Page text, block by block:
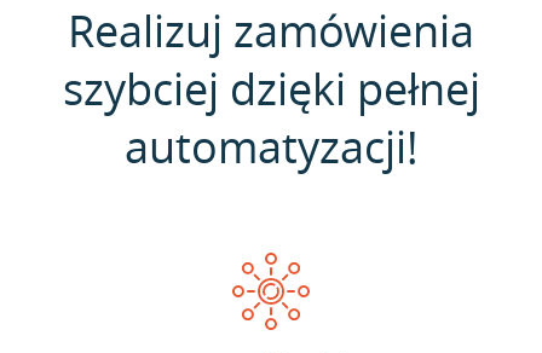
Realizuj zamówienia
szybciej dzięki pełnej
automatyzacji!